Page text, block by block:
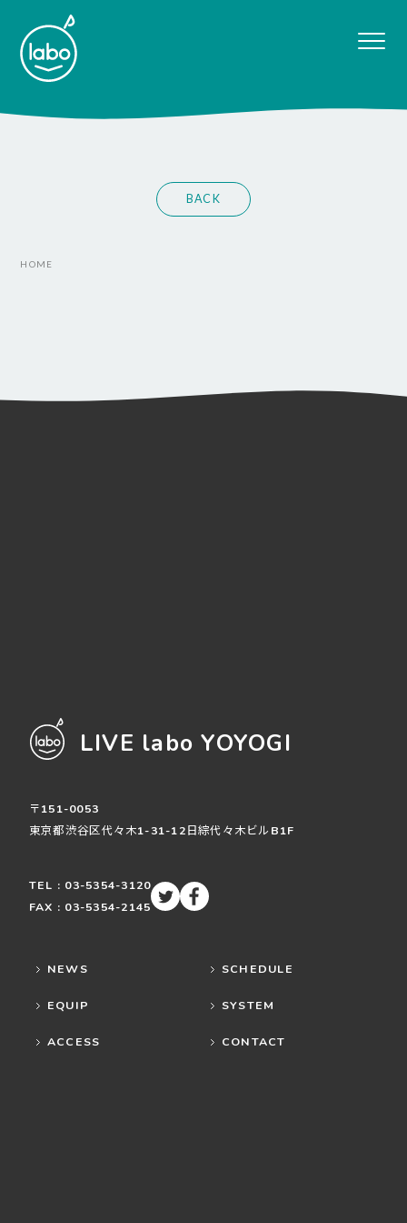
BACK
HOME
LIVE labo YOYOGI
〒151-0053
東京都渋谷区代々木1-31-12日綜代々木ビルB1F
TEL : 03-5354-3120
FAX : 03-5354-2145
NEWS SCHEDULE
EQUIP SYSTEM
ACCESS CONTACT